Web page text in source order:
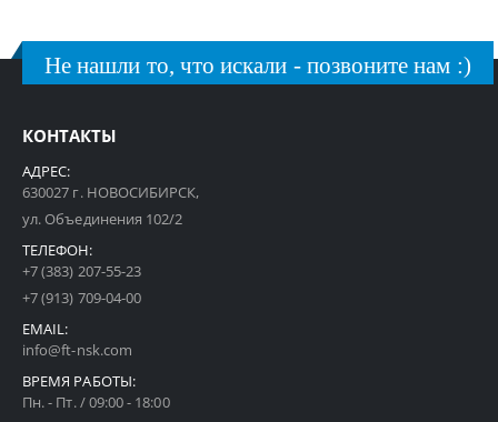
Не нашли то, что искали - позвоните нам :)
КОНТАКТЫ
АДРЕС:
630027 г. НОВОСИБИРСК,
ул. Объединения 102/2
ТЕЛЕФОН:
+7 (383) 207-55-23
+7 (913) 709-04-00
EMAIL:
info@ft-nsk.com
ВРЕМЯ РАБОТЫ:
Пн. - Пт. / 09:00 - 18:00